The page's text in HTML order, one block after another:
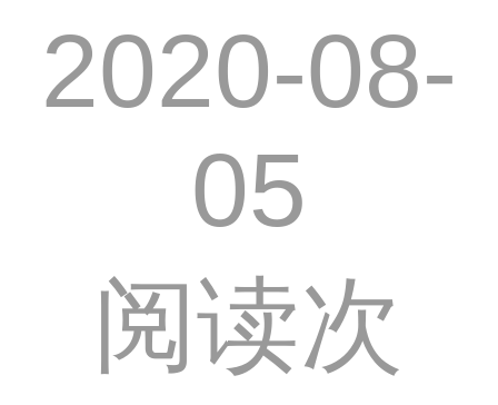
2020-08-
05
阅读次